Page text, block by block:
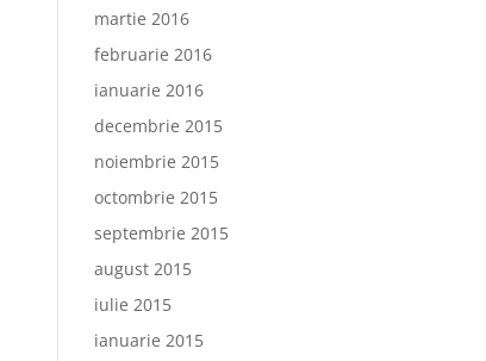
martie 2016
februarie 2016
ianuarie 2016
decembrie 2015
noiembrie 2015
octombrie 2015
septembrie 2015
august 2015
iulie 2015
ianuarie 2015